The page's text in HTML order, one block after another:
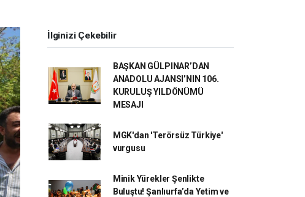
İlginizi Çekebilir
BAŞKAN GÜLPINAR’DAN
ANADOLU AJANSI’NIN 106.
KURULUŞ YILDÖNÜMÜ
MESAJI
MGK'dan 'Terörsüz Türkiye'
vurgusu
Minik Yürekler Şenlikte
Buluştu! Şanlıurfa’da Yetim ve